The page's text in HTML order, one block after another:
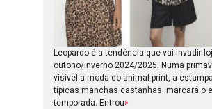
Leopardo é a tendência que vai invadir
outono/inverno 2024/2025. Numa
visível a moda do animal print, a
típicas manchas castanhas, marcará o
temporada. Entrou»